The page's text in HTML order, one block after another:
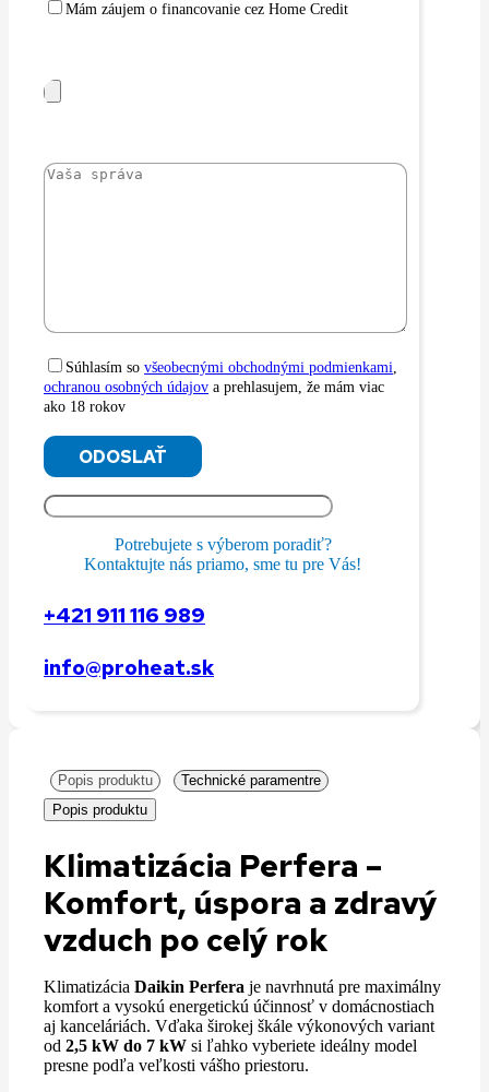
Mám záujem o financovanie cez Home Credit
Súhlasím so všeobecnými obchodnými podmienkami,
ochranou osobných údajov a prehlasujem, že mám viac
ako 18 rokov
Potrebujete s výberom poradiť?
Kontaktujte nás priamo, sme tu pre Vás!
+421 911 116 989
info@proheat.sk
Popis produktu
Technické paramentre
Popis produktu
Klimatizácia Perfera –
Komfort, úspora a zdravý
vzduch po celý rok
Klimatizácia Daikin Perfera je navrhnutá pre maximálny
komfort a vysokú energetickú účinnosť v domácnostiach
aj kanceláriách. Vďaka širokej škále výkonových variant
od 2,5 kW do 7 kW si ľahko vyberiete ideálny model
presne podľa veľkosti vášho priestoru.